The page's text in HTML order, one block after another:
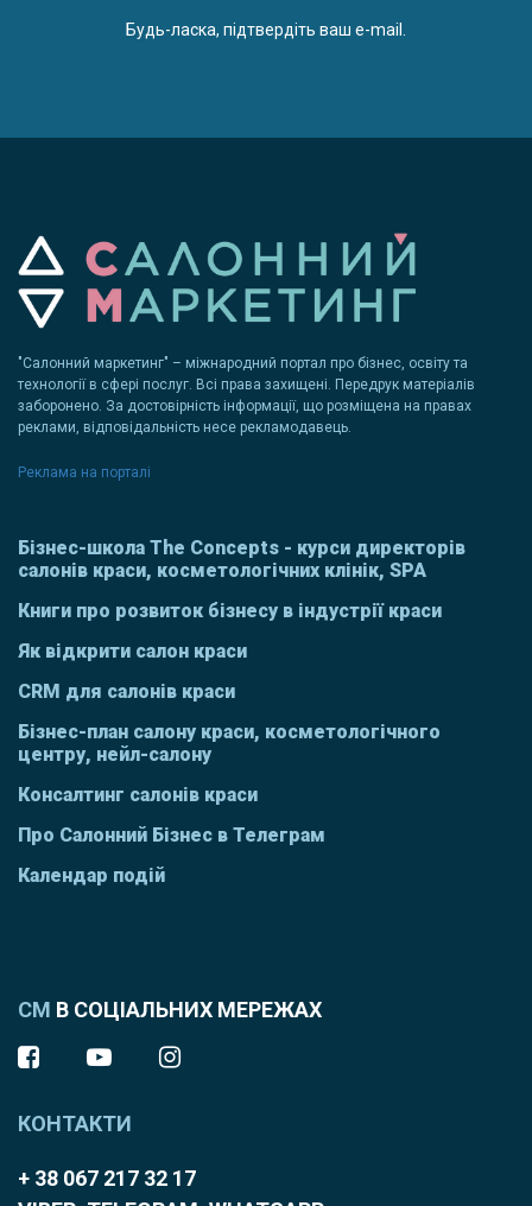
Будь-ласка, підтвердіть ваш e-mail.
"Салонний маркетинг" – міжнародний портал про бізнес, освіту та
технології в сфері послуг. Всі права захищені. Передрук матеріалів
заборонено. За достовірність інформації, що розміщена на правах
реклами, відповідальність несе рекламодавець.
Реклама на порталі
Бізнес-школа The Concepts - курси директорів
салонів краси, косметологічних клінік, SPA
Книги про розвиток бізнесу в індустрії краси
Як відкрити салон краси
CRM для салонів краси
Бізнес-план салону краси, косметологічного
центру, нейл-салону
Консалтинг салонів краси
Про Салонний Бізнес в Телеграм
Календар подій
СМ В СОЦІАЛЬНИХ МЕРЕЖАХ
КОНТАКТИ
+ 38 067 217 32 17